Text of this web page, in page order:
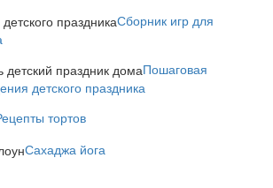
Сборник игр для
Пошаговая
детского праздника
тортов
Сахаджа йога